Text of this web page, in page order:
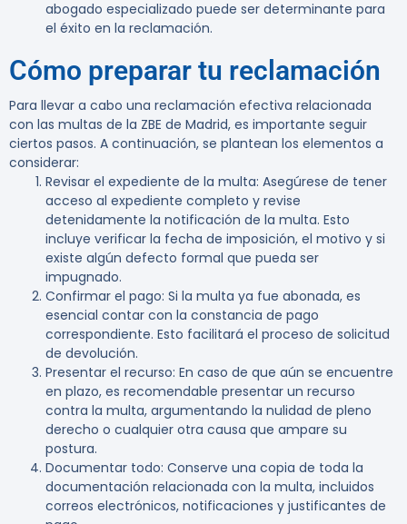
abogado especializado puede ser determinante para
el éxito en la reclamación.
Cómo preparar tu reclamación
Para llevar a cabo una reclamación efectiva relacionada
con las multas de la ZBE de Madrid, es importante seguir
ciertos pasos. A continuación, se plantean los elementos a
considerar:
Revisar el expediente de la multa: Asegúrese de tener
acceso al expediente completo y revise
detenidamente la notificación de la multa. Esto
incluye verificar la fecha de imposición, el motivo y si
existe algún defecto formal que pueda ser
impugnado.
Confirmar el pago: Si la multa ya fue abonada, es
esencial contar con la constancia de pago
correspondiente. Esto facilitará el proceso de solicitud
de devolución.
Presentar el recurso: En caso de que aún se encuentre
en plazo, es recomendable presentar un recurso
contra la multa, argumentando la nulidad de pleno
derecho o cualquier otra causa que ampare su
postura.
Documentar todo: Conserve una copia de toda la
documentación relacionada con la multa, incluidos
correos electrónicos, notificaciones y justificantes de